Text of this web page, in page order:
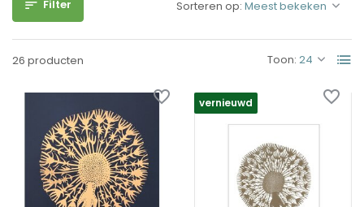
Filter
26 producten Toon:
Sorteren op:
vernieuwd